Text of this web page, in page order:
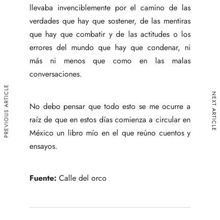
llevaba invenciblemente por el camino de las
verdades que hay que sostener, de las mentiras
que hay que combatir y de las actitudes o los
errores del mundo que hay que condenar, ni
más ni menos que como en las malas
conversaciones.
No debo pensar que todo esto se me ocurre a
raíz de que en estos días comienza a circular en
México un libro mío en el que reúno cuentos y
ensayos.
Fuente: Calle del orco
PREVIOUS ARTICLE NEXT ARTICLE